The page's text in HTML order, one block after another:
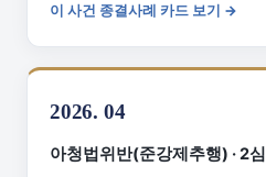
이 사건 종결사례 카드 보기 →
2026. 04
아청법위반(준강제추행) · 2심